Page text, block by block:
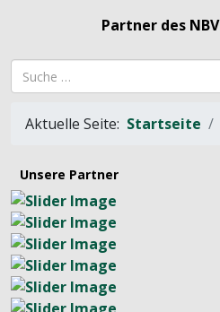
Partner des NBV
Suchbegriff
Aktuelle Seite: Startseite
Unsere Partner